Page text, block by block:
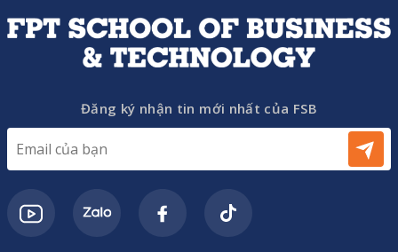
Đăng ký nhận tin mới nhất của FSB